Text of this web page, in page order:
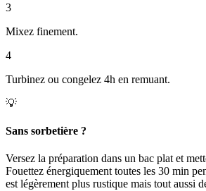
3
Mixez finement.
4
Turbinez ou congelez 4h en remuant.
💡
Sans sorbetière ?
Versez la préparation dans un bac plat et
Fouettez énergiquement toutes les 30 min
est légèrement plus rustique mais tout aussi